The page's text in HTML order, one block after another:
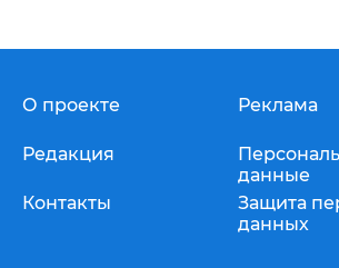
О проекте
Редакция
Контакты
Реклама
данные
Защита
данных